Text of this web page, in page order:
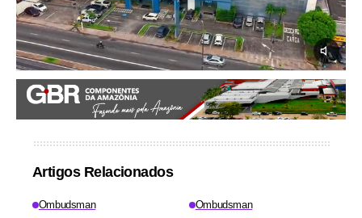
Artigos Relacionados
Ombudsman Ombudsman